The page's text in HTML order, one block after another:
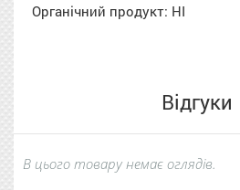
Органічний продукт: НІ
Відгуки
В цього товару немає оглядів.